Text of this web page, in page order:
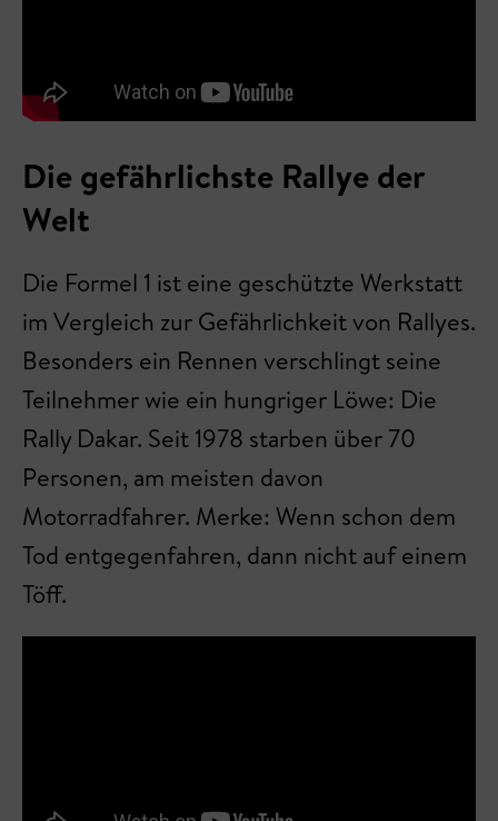
Die gefährlichste Rallye der
Welt
Die Formel 1 ist eine geschützte Werkstatt
im Vergleich zur Gefährlichkeit von Rallyes.
Besonders ein Rennen verschlingt seine
Teilnehmer wie ein hungriger Löwe: Die
Rally Dakar. Seit 1978 starben über 70
Personen, am meisten davon
Motorradfahrer. Merke: Wenn schon dem
Tod entgegenfahren, dann nicht auf einem
Töff.